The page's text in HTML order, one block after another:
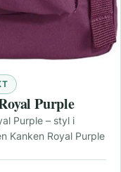
Purple
Purple – styl i
Kanken Royal Purple